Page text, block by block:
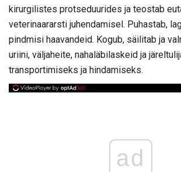
kirurgilistes protseduurides ja teostab
veterinaararsti juhendamisel. Puhastab,
pindmisi haavandeid. Kogub, säilitab ja
uriini, väljaheite, nahaläbilaskeid ja
transportimiseks ja hindamiseks.
ad